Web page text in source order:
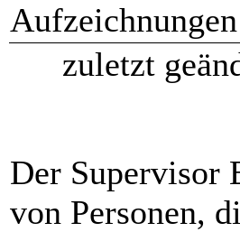
zuletzt
Der Supervisor
von Personen,